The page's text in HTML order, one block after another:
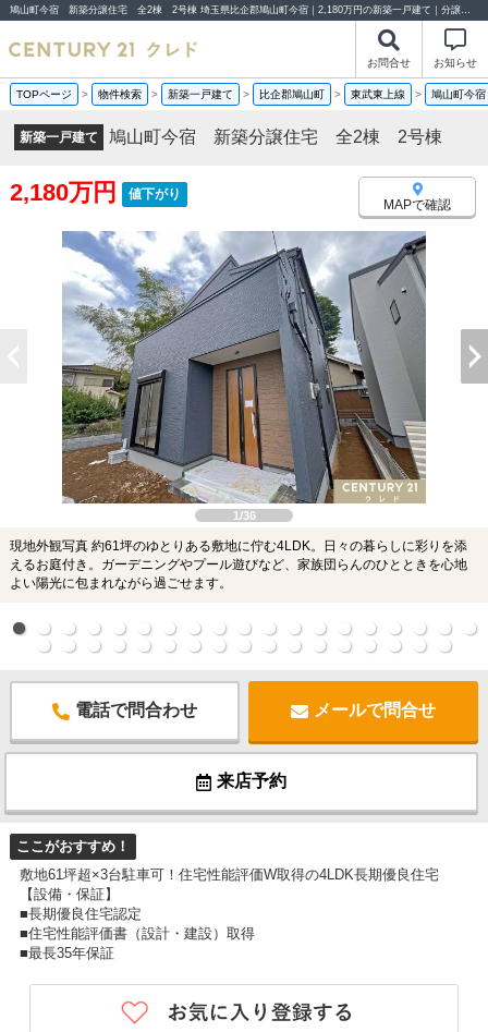
鳩山町今宿 新築分譲住宅 全2棟 2号棟 埼玉県比企郡鳩山町今宿｜2,180万円の新築一戸建て｜分譲住宅や新築物件｜センチュリー21クレド
お問合せ お知らせ
TOPページ > 物件検索 > 新築一戸建て > 比企郡鳩山町 > 東武東上線 > 鳩山町今
新築一戸建て 鳩山町今宿 新築分譲住宅 全2棟 2号棟
2,180万円 値下がり
MAPで確認
1/36
現地外観写真 約61坪のゆとりある敷地に佇む4LDK。日々の暮らしに彩りを添
えるお庭付き。ガーデニングやプール遊びなど、家族団らんのひとときを心地
よい陽光に包まれながら過ごせます。
電話で問合わせ メールで問合せ
来店予約
ここがおすすめ！
敷地61坪超×3台駐車可！住宅性能評価W取得の4LDK長期優良住宅
【設備・保証】
■長期優良住宅認定
■住宅性能評価書（設計・建設）取得
■最長35年保証